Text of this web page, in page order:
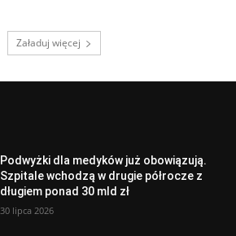
Załaduj więcej
Podwyżki dla medyków już obowiązują.
Szpitale wchodzą w drugie półrocze z
długiem ponad 30 mld zł
30 lipca 2026